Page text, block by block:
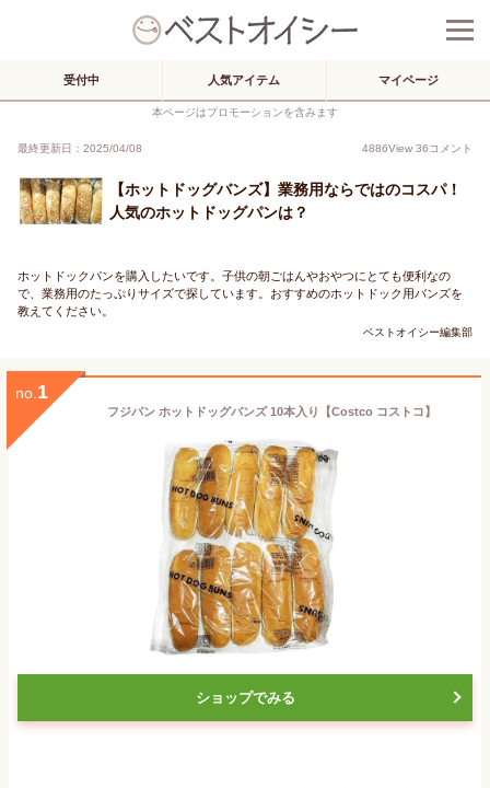
受付中 人気アイテム マイページ
本ページはプロモーションを含みます
最終更新日：2025/04/08 4886View 36コメント
【ホットドッグバンズ】業務用ならではのコスパ！
人気のホットドッグパンは？
ホットドックパンを購入したいです。子供の朝ごはんやおやつにとても便利なの
で、業務用のたっぷりサイズで探しています。おすすめのホットドック用バンズを
教えてください。
ベストオイシー編集部
no. 1
フジパン ホットドッグバンズ 10本入り【Costco コストコ】
ショップでみる